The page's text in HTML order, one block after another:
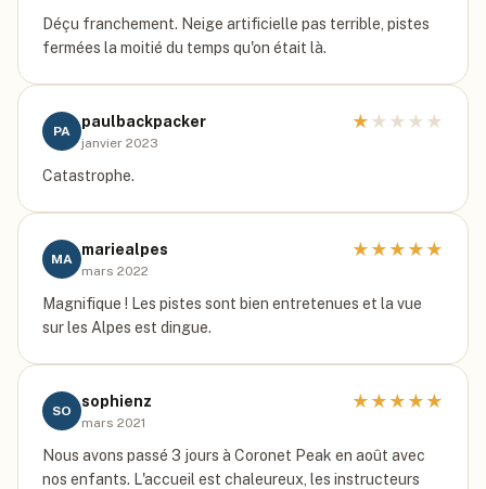
Déçu franchement. Neige artificielle pas terrible, pistes
fermées la moitié du temps qu'on était là.
PA
paulbackpacker
janvier 2023
★ ★ ★ ★ ★
Catastrophe.
MA
mariealpes
mars 2022
★ ★ ★ ★ ★
Magnifique ! Les pistes sont bien entretenues et la vue
sur les Alpes est dingue.
SO
sophienz
mars 2021
★ ★ ★ ★ ★
Nous avons passé 3 jours à Coronet Peak en août avec
nos enfants. L'accueil est chaleureux, les instructeurs